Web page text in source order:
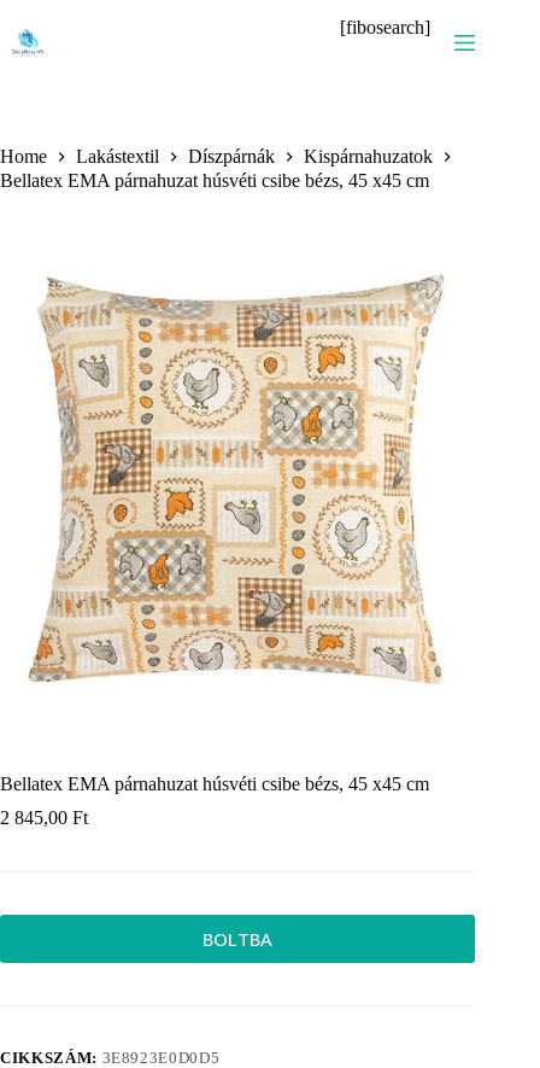
content
[fibosearch]
Home Lakástextil Díszpárnák
Kispárnahuzatok
Bellatex EMA párnahuzat húsvéti csibe bézs, 45 x45 cm
Bellatex EMA párnahuzat húsvéti csibe bézs, 45 x45 cm
2 845,00 Ft
BOLTBA
CIKKSZÁM: 3E8923E0D0D5